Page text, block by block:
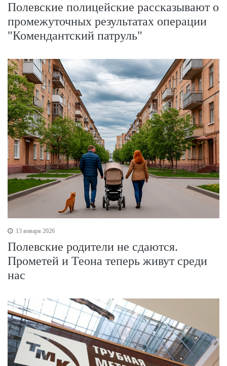
Полевские полицейские рассказывают о
промежуточных результатах операции
"Комендантский патруль"
13 января 2026
Полевские родители не сдаются.
Прометей и Теона теперь живут среди
нас